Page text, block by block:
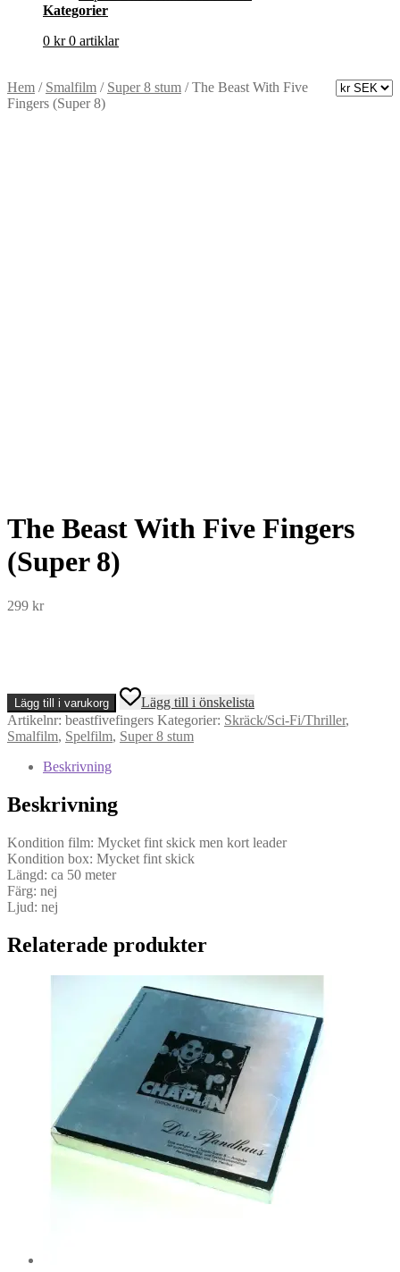
Kategorier
0 kr 0 artiklar
Hem / Smalfilm / Super 8 stum /The Beast With Five
Fingers (Super 8)
The Beast With Five Fingers
(Super 8)
299 kr
The
Beast
With
Five
(Super
mängd
Lägg till i varukorg
Lägg till i önskelista
Artikelnr: beastfivefingers Kategorier: Skräck/Sci-Fi/Thriller,
Smalfilm, Spelfilm, Super 8 stum
Beskrivning
Beskrivning
Kondition film: Mycket fint skick men kort leader
Kondition box: Mycket fint skick
Längd: ca 50 meter
Färg: nej
Ljud: nej
Relaterade produkter